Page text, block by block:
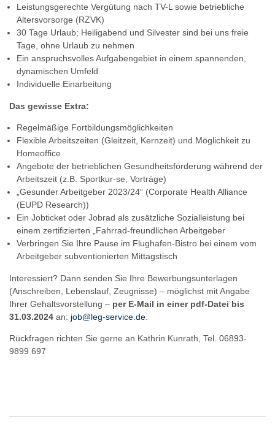
Leistungsgerechte Vergütung nach TV-L sowie betriebliche
Altersvorsorge (RZVK)
30 Tage Urlaub; Heiligabend und Silvester sind bei uns freie
Tage, ohne Urlaub zu nehmen
Ein anspruchsvolles Aufgabengebiet in einem spannenden,
dynamischen Umfeld
Individuelle Einarbeitung
Das gewisse Extra:
Regelmäßige Fortbildungsmöglichkeiten
Flexible Arbeitszeiten (Gleitzeit, Kernzeit) und Möglichkeit zu
Homeoffice
Angebote der betrieblichen Gesundheitsförderung während der
Arbeitszeit (z.B. Sportkur-se, Vorträge)
„Gesunder Arbeitgeber 2023/24“ (Corporate Health Alliance
(EUPD Research))
Ein Jobticket oder Jobrad als zusätzliche Sozialleistung bei
einem zertifizierten „Fahrrad-freundlichen Arbeitgeber
Verbringen Sie Ihre Pause im Flughafen-Bistro bei einem vom
Arbeitgeber subventionierten Mittagstisch
Interessiert? Dann senden Sie Ihre Bewerbungsunterlagen
(Anschreiben, Lebenslauf, Zeugnisse) – möglichst mit Angabe
Ihrer Gehaltsvorstellung – per E-Mail in einer pdf-Datei bis
31.03.2024 an: job@leg-service.de
Rückfragen richten Sie gerne an Kathrin Kunrath, Tel. 06893-
9899 697